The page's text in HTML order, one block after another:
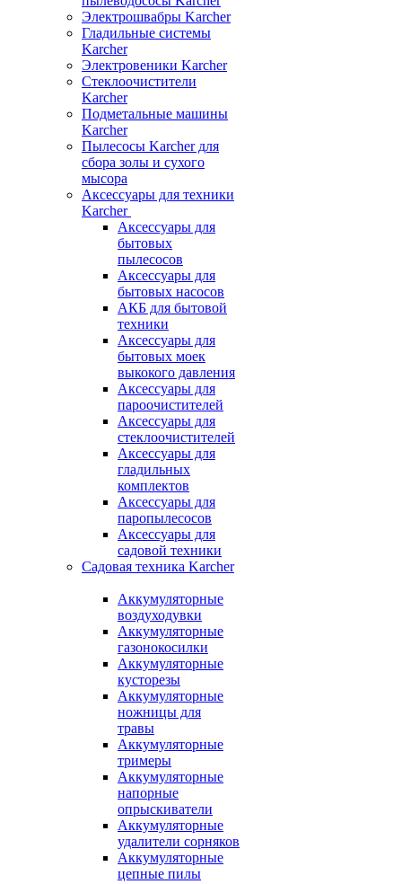
Электрошвабры Karcher
Гладильные системы
Karcher
Электровеники Karcher
Стеклоочистители
Karcher
Подметальные машины
Karcher
Пылесосы Karcher для
сбора золы и сухого
мысора
Аксессуары для техники
Karcher
Аксессуары для
бытовых
пылесосов
Аксессуары для
бытовых насосов
АКБ для бытовой
техники
Аксессуары для
бытовых моек
выкокого давления
Аксессуары для
пароочистителей
Аксессуары для
стеклоочистителей
Аксессуары для
гладильных
комплектов
Аксессуары для
паропылесосов
Аксессуары для
садовой техники
Садовая техника Karcher
Аккумуляторные
воздуходувки
Аккумуляторные
газонокосилки
Аккумуляторные
кусторезы
Аккумуляторные
ножницы для
травы
Аккумуляторные
тримеры
Аккумуляторные
напорные
опрыскиватели
Аккумуляторные
удалители сорняков
Аккумуляторные
цепные пилы